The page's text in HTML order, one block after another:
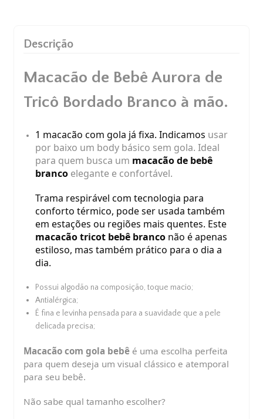
Cupons de Desconto
carrinho
Descrição
Macacão de Bebê Aurora de
Tricô Bordado Branco à mão.
1 macacão com gola já fixa. Indicamos usar
por baixo um body básico sem gola. Ideal
para quem busca um macacão de bebê
branco elegante e confortável.
Trama respirável com tecnologia para
conforto térmico, pode ser usada também
em estações ou regiões mais quentes. Este
macacão tricot bebê branco não é apenas
estiloso, mas também prático para o dia a
dia.
Possui algodão na composição, toque macio;
Antialérgica;
É fina e levinha pensada para a suavidade que a pele
delicada precisa;
Macacão com gola bebê é uma escolha perfeita
para quem deseja um visual clássico e atemporal
para seu bebê.
Não sabe qual tamanho escolher?